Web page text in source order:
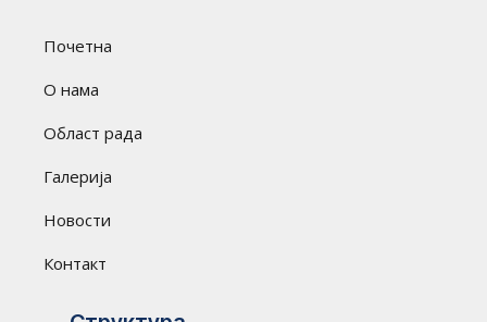
Почетна
О нама
Област рада
Галерија
Новости
Контакт